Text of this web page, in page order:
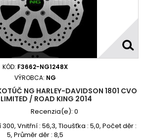
KÓD: F3662-NG1248X
VÝROBCA: NG
NG HARLEY-DAVIDSON 1801 CVO
/ ROAD KING 2014
Recenzia(e): 0
Vnitřní : 56,3, Tloušťka : 5,0, Počet děr :
5, Průměr děr : 8,5